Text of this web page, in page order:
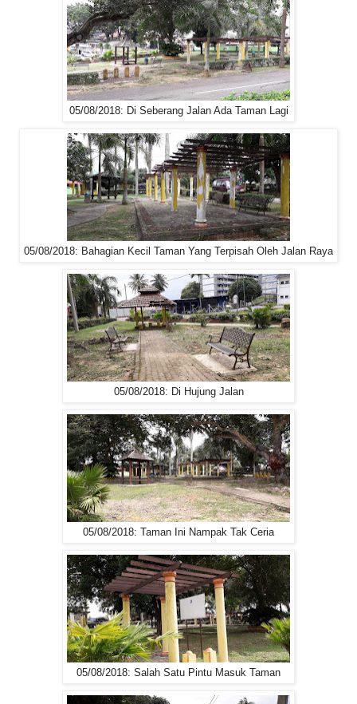
05/08/2018: Di Seberang Jalan Ada Taman Lagi
05/08/2018: Bahagian Kecil Taman Yang Terpisah Oleh Jalan Raya
05/08/2018: Di Hujung Jalan
05/08/2018: Taman Ini Nampak Tak Ceria
05/08/2018: Salah Satu Pintu Masuk Taman